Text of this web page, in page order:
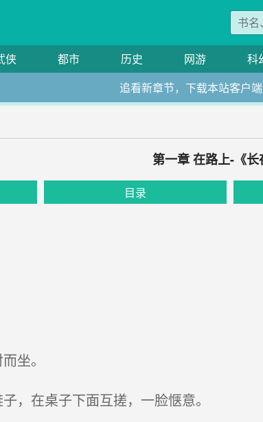
侠 都市 历史 网游 科
追看新章节，下载本站客户
第一章 在路上-《长
目录
坐。
，在桌子下面互搓，一脸惬意。